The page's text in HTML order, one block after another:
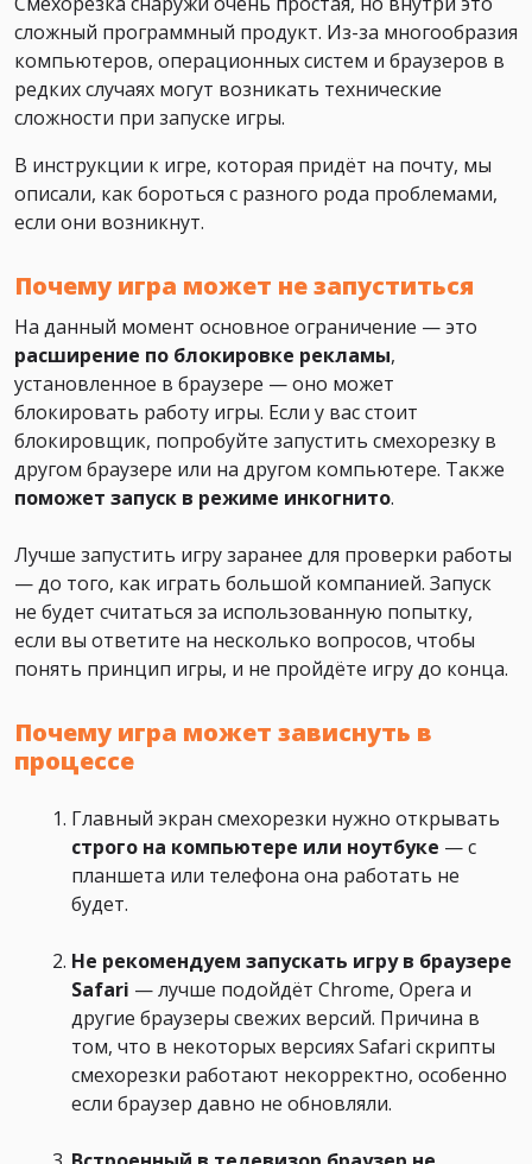
сложный программный продукт. Из-за многообразия
компьютеров, операционных систем и браузеров в
редких случаях могут возникать технические
сложности при запуске игры.
В инструкции к игре, которая придёт на почту, мы
описали, как бороться с разного рода проблемами,
если они возникнут.
Почему игра может не запуститься
На данный момент основное ограничение — это
расширение по блокировке рекламы,
установленное в браузере — оно может
блокировать работу игры. Если у вас стоит
блокировщик, попробуйте запустить смехорезку в
другом браузере или на другом компьютере. Также
поможет запуск в режиме инкогнито.
Лучше запустить игру заранее для проверки работы
— до того, как играть большой компанией. Запуск
не будет считаться за использованную попытку,
если вы ответите на несколько вопросов, чтобы
понять принцип игры, и не пройдёте игру до конца.
Почему игра может зависнуть в
процессе
Главный экран смехорезки нужно открывать
строго на компьютере или ноутбуке — с
планшета или телефона она работать не
будет.
Не рекомендуем запускать игру в браузере
Safari — лучше подойдёт Chrome, Opera и
другие браузеры свежих версий. Причина в
том, что в некоторых версиях Safari скрипты
смехорезки работают некорректно, особенно
если браузер давно не обновляли.